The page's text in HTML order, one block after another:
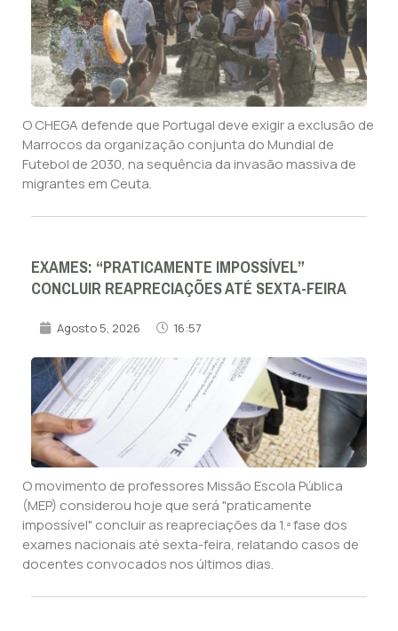
O CHEGA defende que Portugal deve exigir a exclusão de
Marrocos da organização conjunta do Mundial de
Futebol de 2030, na sequência da invasão massiva de
migrantes em Ceuta.
EXAMES: “PRATICAMENTE IMPOSSÍVEL”
CONCLUIR REAPRECIAÇÕES ATÉ SEXTA-FEIRA
Agosto 5, 2026 16:57
O movimento de professores Missão Escola Pública
(MEP) considerou hoje que será "praticamente
impossível" concluir as reapreciações da 1.ª fase dos
exames nacionais até sexta-feira, relatando casos de
docentes convocados nos últimos dias.